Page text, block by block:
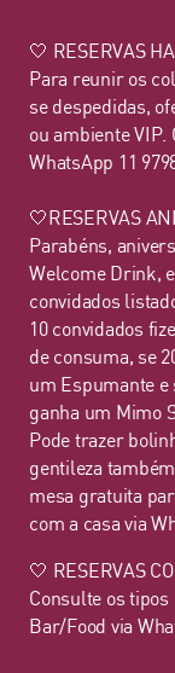
🤍 RESERVAS
Para reunir os
se despedidas,
ou ambiente VIP.
WhatsApp 11
🤍RESERVAS
Parabéns,
Welcome Drink,
convidados
10 convidados
de consuma, se
um Espumante e
ganha um Mimo
Pode trazer
gentileza
mesa gratuita
com a casa via
🤍 RESERVAS
Consulte os tipos
Bar/Food via